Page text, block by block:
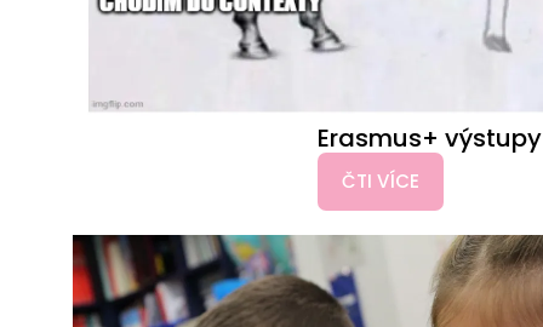
Erasmus+ výstupy
ČTI VÍCE